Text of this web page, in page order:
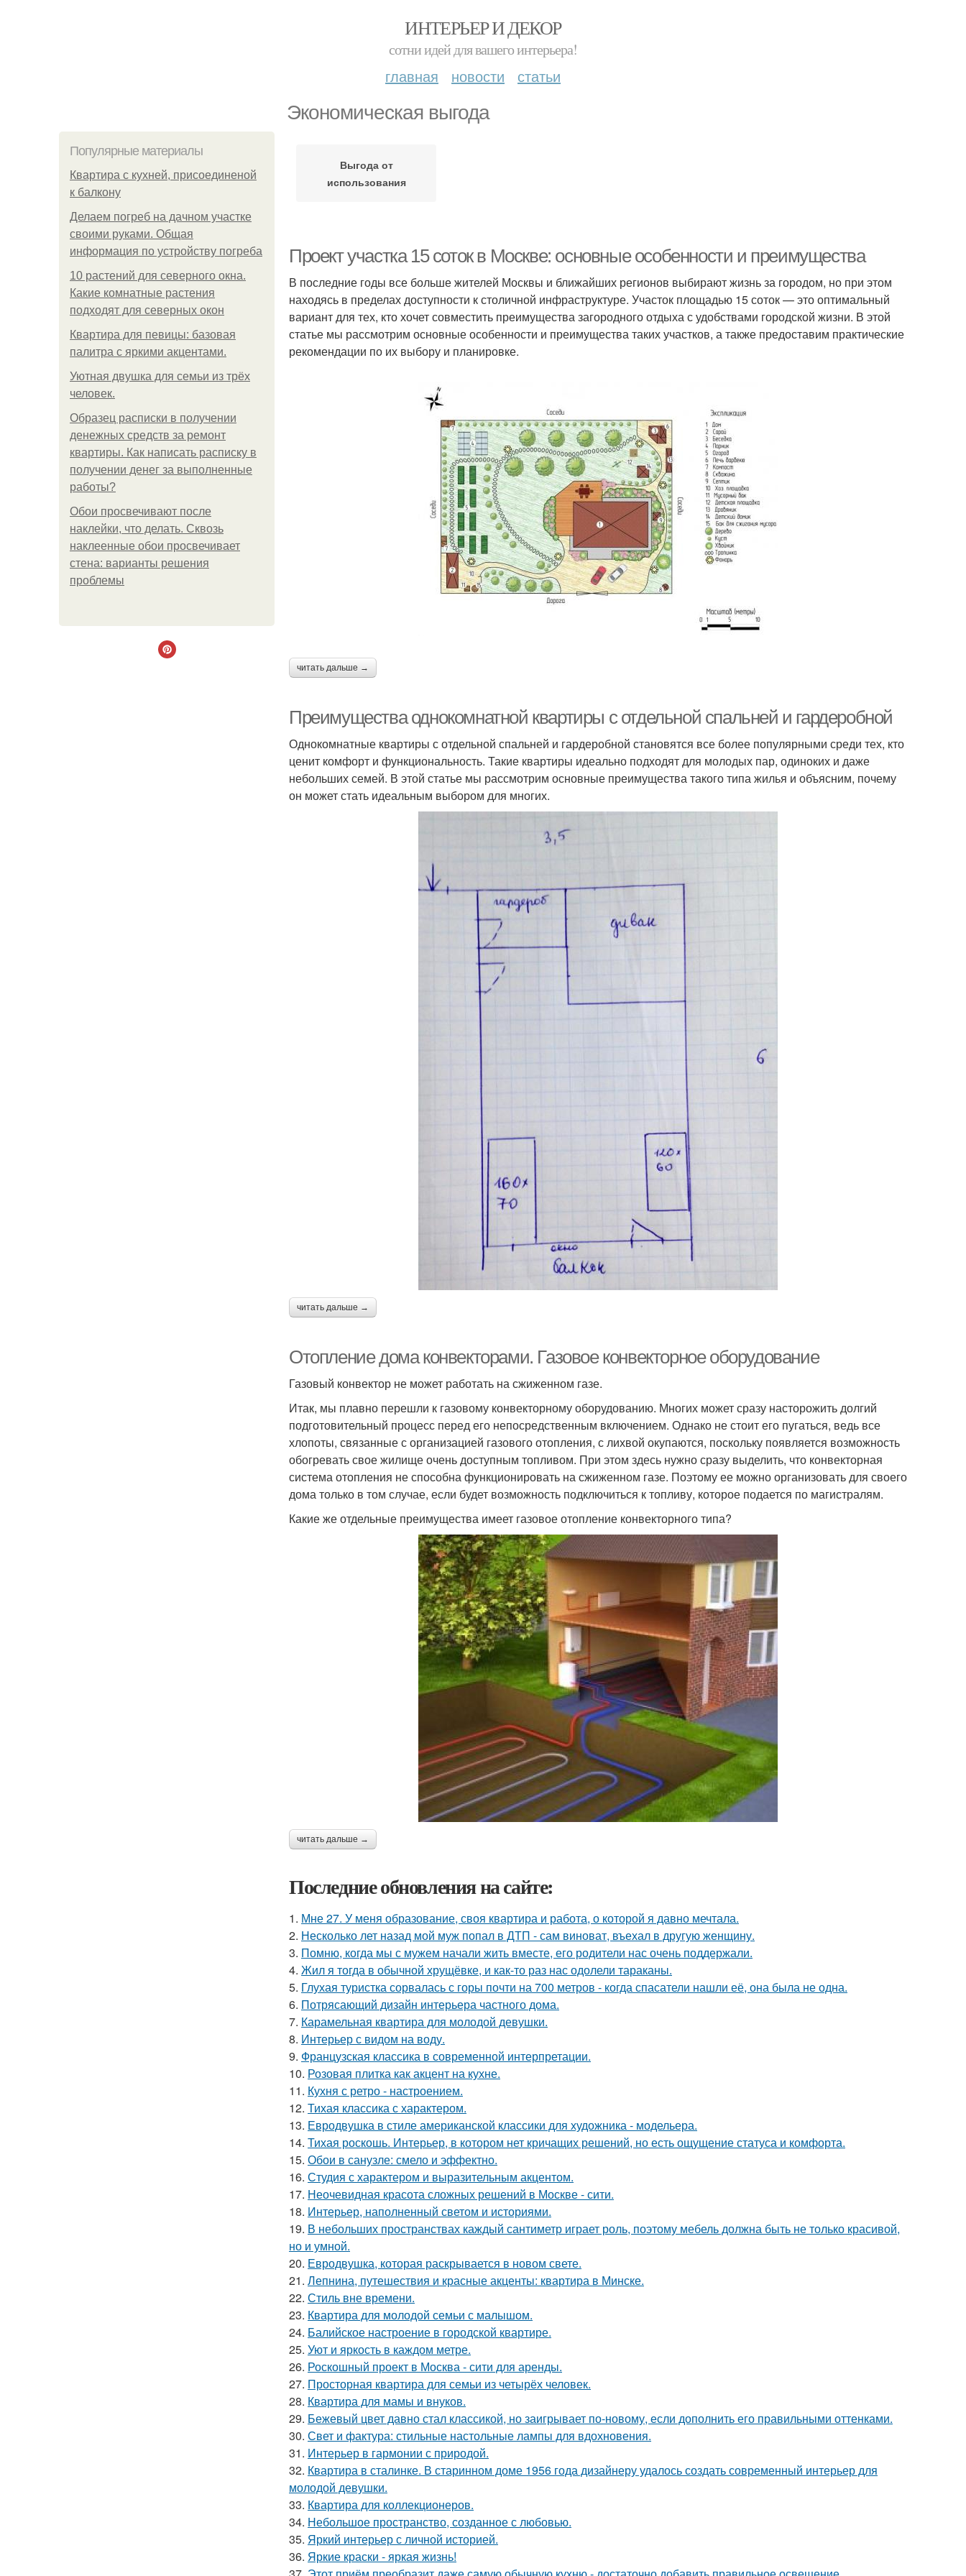
ИНТЕРЬЕР И ДЕКОР
сотни идей для вашего интерьера!
главная новости статьи
Экономическая выгода
Популярные материалы
Квартира с кухней, присоединеной
к балкону
Делаем погреб на дачном участке
своими руками. Общая
информация по устройству погреба
10 растений для северного окна.
Какие комнатные растения
подходят для северных окон
Квартира для певицы: базовая
палитра с яркими акцентами.
Уютная двушка для семьи из трёх
человек.
Образец расписки в получении
денежных средств за ремонт
квартиры. Как написать расписку в
получении денег за выполненные
работы?
Обои просвечивают после
наклейки, что делать. Сквозь
наклеенные обои просвечивает
стена: варианты решения
проблемы
Выгода от
использования
Проект участка 15 соток в Москве: основные особенности и преимущества
В последние годы все больше жителей Москвы и ближайших регионов выбирают жизнь за городом, но при этом
находясь в пределах доступности к столичной инфраструктуре. Участок площадью 15 соток — это оптимальный
вариант для тех, кто хочет совместить преимущества загородного отдыха с удобствами городской жизни. В этой
статье мы рассмотрим основные особенности и преимущества таких участков, а также предоставим практические
рекомендации по их выбору и планировке.
читать дальше →
Преимущества однокомнатной квартиры с отдельной спальней и гардеробной
Однокомнатные квартиры с отдельной спальней и гардеробной становятся все более популярными среди тех, кто
ценит комфорт и функциональность. Такие квартиры идеально подходят для молодых пар, одиноких и даже
небольших семей. В этой статье мы рассмотрим основные преимущества такого типа жилья и объясним, почему
он может стать идеальным выбором для многих.
читать дальше →
Отопление дома конвекторами. Газовое конвекторное оборудование
Газовый конвектор не может работать на сжиженном газе.
Итак, мы плавно перешли к газовому конвекторному оборудованию. Многих может сразу насторожить долгий
подготовительный процесс перед его непосредственным включением. Однако не стоит его пугаться, ведь все
хлопоты, связанные с организацией газового отопления, с лихвой окупаются, поскольку появляется возможность
обогревать свое жилище очень доступным топливом. При этом здесь нужно сразу выделить, что конвекторная
система отопления не способна функционировать на сжиженном газе. Поэтому ее можно организовать для своего
дома только в том случае, если будет возможность подключиться к топливу, которое подается по магистралям.
Какие же отдельные преимущества имеет газовое отопление конвекторного типа?
читать дальше →
Последние обновления на сайте:
1. Мне 27. У меня образование, своя квартира и работа, о которой я давно мечтала.
2. Несколько лет назад мой муж попал в ДТП - сам виноват, въехал в другую женщину.
3. Помню, когда мы с мужем начали жить вместе, его родители нас очень поддержали.
4. Жил я тогда в обычной хрущёвке, и как-то раз нас одолели тараканы.
5. Глухая туристка сорвалась с горы почти на 700 метров - когда спасатели нашли её, она была не одна.
6. Потрясающий дизайн интерьера частного дома.
7. Карамельная квартира для молодой девушки.
8. Интерьер с видом на воду.
9. Французская классика в современной интерпретации.
10. Розовая плитка как акцент на кухне.
11. Кухня с ретро - настроением.
12. Тихая классика с характером.
13. Евродвушка в стиле американской классики для художника - модельера.
14. Тихая роскошь. Интерьер, в котором нет кричащих решений, но есть ощущение статуса и комфорта.
15. Обои в санузле: смело и эффектно.
16. Студия с характером и выразительным акцентом.
17. Неочевидная красота сложных решений в Москве - сити.
18. Интерьер, наполненный светом и историями.
19. В небольших пространствах каждый сантиметр играет роль, поэтому мебель должна быть не только красивой,
но и умной.
20. Евродвушка, которая раскрывается в новом свете.
21. Лепнина, путешествия и красные акценты: квартира в Минске.
22. Стиль вне времени.
23. Квартира для молодой семьи с малышом.
24. Балийское настроение в городской квартире.
25. Уют и яркость в каждом метре.
26. Роскошный проект в Москва - сити для аренды.
27. Просторная квартира для семьи из четырёх человек.
28. Квартира для мамы и внуков.
29. Бежевый цвет давно стал классикой, но заигрывает по-новому, если дополнить его правильными оттенками.
30. Свет и фактура: стильные настольные лампы для вдохновения.
31. Интерьер в гармонии с природой.
32. Квартира в сталинке. В старинном доме 1956 года дизайнеру удалось создать современный интерьер для
молодой девушки.
33. Квартира для коллекционеров.
34. Небольшое пространство, созданное с любовью.
35. Яркий интерьер с личной историей.
36. Яркие краски - яркая жизнь!